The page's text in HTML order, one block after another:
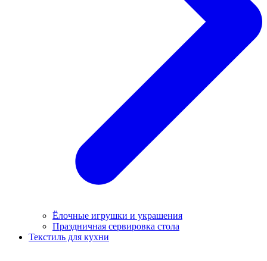
Ёлочные игрушки и украшения
Праздничная сервировка стола
Текстиль для кухни